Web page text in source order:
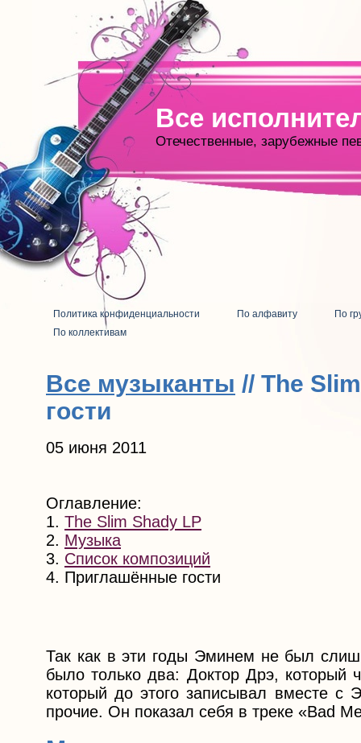
Все
Отечественные, зарубежные
Политика конфиденциальности По алфавиту
По
По коллективам
Все музыканты // The
гости
05 июня 2011
Оглавление:
1. The Slim Shady LP
2. Музыка
3. Список композиций
4. Приглашённые гости
Так как в эти годы Эминем не был
было только два: Доктор Дрэ, который
который до этого записывал вместе
прочие. Он показал себя в треке «Bad